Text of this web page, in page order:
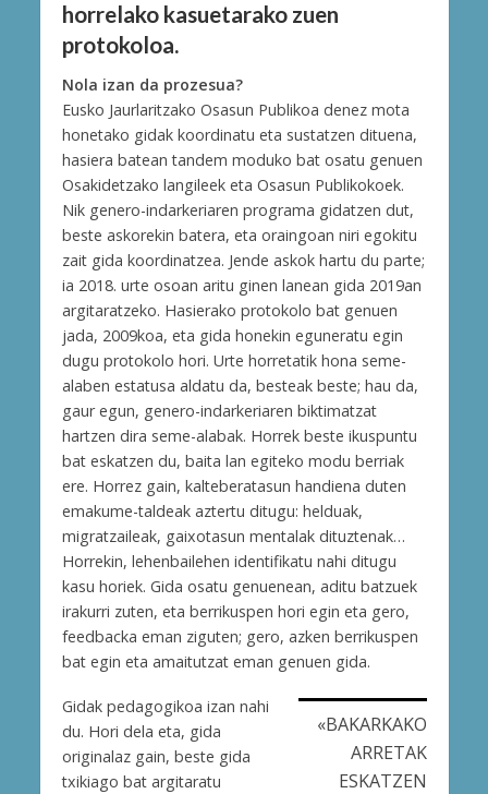
horrelako kasuetarako zuen
protokoloa.
Nola izan da prozesua?
Eusko Jaurlaritzako Osasun Publikoa denez mota
honetako gidak koordinatu eta sustatzen dituena,
hasiera batean tandem moduko bat osatu genuen
Osakidetzako langileek eta Osasun Publikokoek.
Nik genero-indarkeriaren programa gidatzen dut,
beste askorekin batera, eta oraingoan niri egokitu
zait gida koordinatzea. Jende askok hartu du parte;
ia 2018. urte osoan aritu ginen lanean gida 2019an
argitaratzeko. Hasierako protokolo bat genuen
jada, 2009koa, eta gida honekin eguneratu egin
dugu protokolo hori. Urte horretatik hona seme-
alaben estatusa aldatu da, besteak beste; hau da,
gaur egun, genero-indarkeriaren biktimatzat
hartzen dira seme-alabak. Horrek beste ikuspuntu
bat eskatzen du, baita lan egiteko modu berriak
ere. Horrez gain, kalteberatasun handiena duten
emakume-taldeak aztertu ditugu: helduak,
migratzaileak, gaixotasun mentalak dituztenak…
Horrekin, lehenbailehen identifikatu nahi ditugu
kasu horiek. Gida osatu genuenean, aditu batzuek
irakurri zuten, eta berrikuspen hori egin eta gero,
feedbacka eman ziguten; gero, azken berrikuspen
bat egin eta amaitutzat eman genuen gida.
«BAKARKAKO
ARRETAK
ESKATZEN
Gidak pedagogikoa izan nahi
du. Hori dela eta, gida
originalaz gain, beste gida
txikiago bat argitaratu